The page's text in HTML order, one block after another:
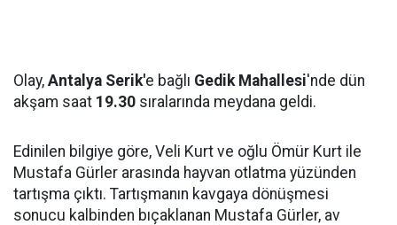
Olay, Antalya Serik'e bağlı Gedik Mahallesi'nde dün
akşam saat 19.30 sıralarında meydana geldi.
Edinilen bilgiye göre, Veli Kurt ve oğlu Ömür Kurt ile
Mustafa Gürler arasında hayvan otlatma yüzünden
tartışma çıktı. Tartışmanın kavgaya dönüşmesi
sonucu kalbinden bıçaklanan Mustafa Gürler, av